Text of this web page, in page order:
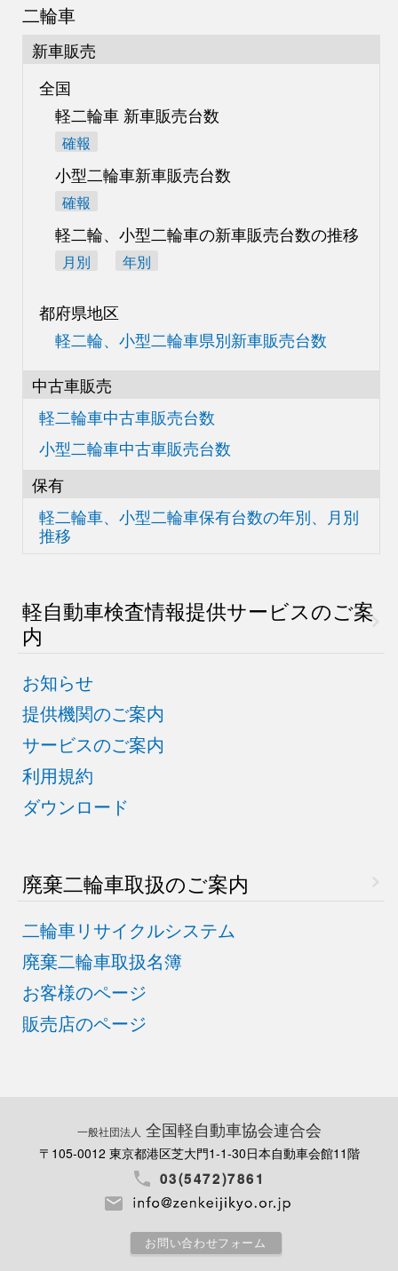
二輪車
新車販売
全国
軽二輪車 新車販売台数
確報
小型二輪車新車販売台数
確報
軽二輪、小型二輪車の新車販売台数の推移
月別 年別
都府県地区
軽二輪、小型二輪車県別新車販売台数
中古車販売
軽二輪車中古車販売台数
小型二輪車中古車販売台数
保有
軽二輪車、小型二輪車保有台数の年別、月別
推移
軽自動車検査情報提供サービスのご案
内
お知らせ
提供機関のご案内
サービスのご案内
利用規約
ダウンロード
廃棄二輪車取扱のご案内
二輪車リサイクルシステム
廃棄二輪車取扱名簿
お客様のページ
販売店のページ
一般社団法人 全国軽自動車協会連合会
〒105-0012 東京都港区芝大門1-1-30日本自動車会館11階
03(5472)7861
お問い合わせフォーム